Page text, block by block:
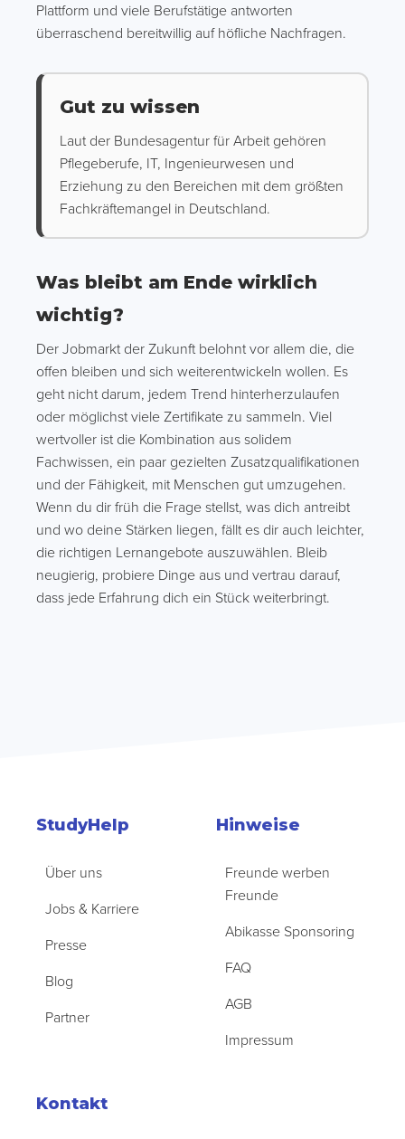
Plattform und viele Berufstätige antworten
überraschend bereitwillig auf höfliche Nachfragen.
Gut zu wissen
Laut der Bundesagentur für Arbeit gehören
Pflegeberufe, IT, Ingenieurwesen und
Erziehung zu den Bereichen mit dem größten
Fachkräftemangel in Deutschland.
Was bleibt am Ende wirklich
wichtig?
Der Jobmarkt der Zukunft belohnt vor allem die, die
offen bleiben und sich weiterentwickeln wollen. Es
geht nicht darum, jedem Trend hinterherzulaufen
oder möglichst viele Zertifikate zu sammeln. Viel
wertvoller ist die Kombination aus solidem
Fachwissen, ein paar gezielten Zusatzqualifikationen
und der Fähigkeit, mit Menschen gut umzugehen.
Wenn du dir früh die Frage stellst, was dich antreibt
und wo deine Stärken liegen, fällt es dir auch leichter,
die richtigen Lernangebote auszuwählen. Bleib
neugierig, probiere Dinge aus und vertrau darauf,
dass jede Erfahrung dich ein Stück weiterbringt.
StudyHelp
Über uns
Jobs & Karriere
Presse
Blog
Partner
Hinweise
Freunde werben
Freunde
Abikasse Sponsoring
FAQ
AGB
Impressum
Kontakt